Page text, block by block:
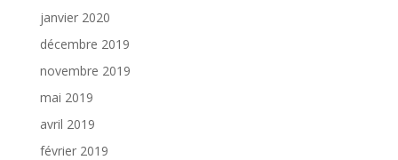
janvier 2020
décembre 2019
novembre 2019
mai 2019
avril 2019
février 2019